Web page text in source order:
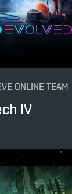
ONLINE TEAM
IV